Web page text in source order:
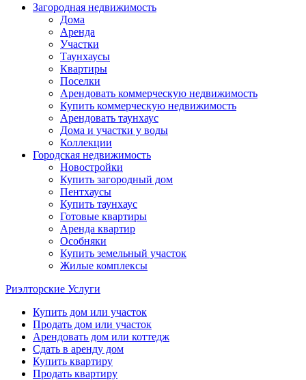
Загородная недвижимость
Дома
Аренда
Участки
Таунхаусы
Квартиры
Поселки
Арендовать коммерческую недвижимость
Купить коммерческую недвижимость
Арендовать таунхаус
Дома и участки у воды
Коллекции
Городская недвижимость
Новостройки
Купить загородный дом
Пентхаусы
Купить таунхаус
Готовые квартиры
Аренда квартир
Особняки
Купить земельный участок
Жилые комплексы
Риэлторские Услуги
Купить дом или участок
Продать дом или участок
Арендовать дом или коттедж
Сдать в аренду дом
Купить квартиру
Продать квартиру